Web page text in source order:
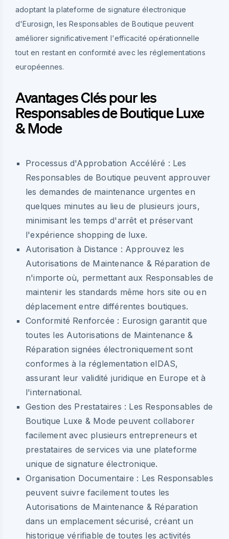
adoptant la plateforme de signature électronique
d'Eurosign, les Responsables de Boutique peuvent
améliorer significativement l'efficacité opérationnelle
tout en restant en conformité avec les réglementations
européennes.
Avantages Clés pour les
Responsables de Boutique Luxe
& Mode
Processus d'Approbation Accéléré : Les
Responsables de Boutique peuvent approuver
les demandes de maintenance urgentes en
quelques minutes au lieu de plusieurs jours,
minimisant les temps d'arrêt et préservant
l'expérience shopping de luxe.
Autorisation à Distance : Approuvez les
Autorisations de Maintenance & Réparation de
n'importe où, permettant aux Responsables de
maintenir les standards même hors site ou en
déplacement entre différentes boutiques.
Conformité Renforcée : Eurosign garantit que
toutes les Autorisations de Maintenance &
Réparation signées électroniquement sont
conformes à la réglementation eIDAS,
assurant leur validité juridique en Europe et à
l'international.
Gestion des Prestataires : Les Responsables de
Boutique Luxe & Mode peuvent collaborer
facilement avec plusieurs entrepreneurs et
prestataires de services via une plateforme
unique de signature électronique.
Organisation Documentaire : Les Responsables
peuvent suivre facilement toutes les
Autorisations de Maintenance & Réparation
dans un emplacement sécurisé, créant un
historique vérifiable de toutes les activités